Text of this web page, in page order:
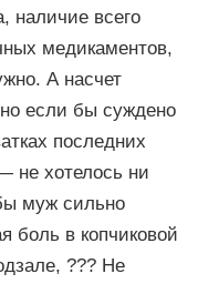
наличие всего
медикаментов,
А насчет
если бы суждено
последних
не хотелось ни
муж сильно
боль в копчиковой
??? Не